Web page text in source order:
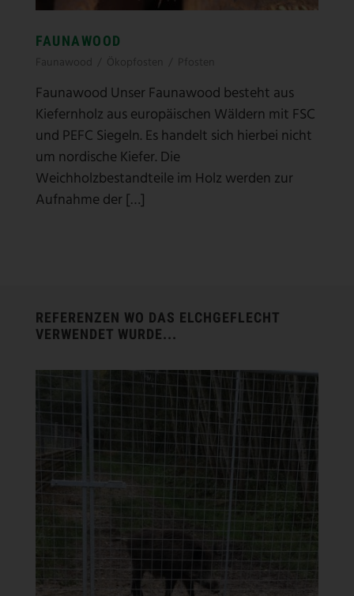
FAUNAWOOD
Faunawood Ökopfosten Pfosten
Faunawood Unser Faunawood besteht aus
Kiefernholz aus europäischen Wäldern mit FSC
und PEFC Siegeln. Es handelt sich hierbei nicht
um nordische Kiefer. Die
Weichholzbestandteile im Holz werden zur
Aufnahme der […]
REFERENZEN WO DAS ELCHGEFLECHT
VERWENDET WURDE...
SCHWARZWILDGATTER LIPPSTADT